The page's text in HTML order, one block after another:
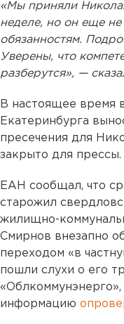
«Мы приняли
неделе, но он еще не
обязанностям.
Уверены, что
разберутся», —
В настоящее время
Екатеринбурга
пресечения для
закрыто для прессы.
ЕАН сообщал, что
старожил
жилищно-
Смирнов внезапно
переходом «в
пошли слухи о его
информацию